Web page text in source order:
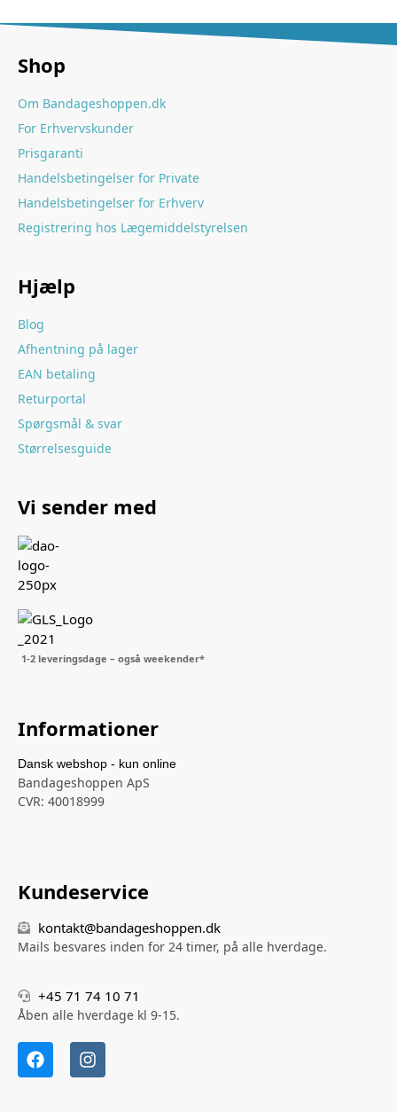
Shop
Om Bandageshoppen.dk
For Erhvervskunder
Prisgaranti
Handelsbetingelser for Private
Handelsbetingelser for Erhverv
Registrering hos Lægemiddelstyrelsen
Hjælp
Blog
Afhentning på lager
EAN betaling
Returportal
Spørgsmål & svar
Størrelsesguide
Vi sender med
1-2 leveringsdage – også weekender*
Informationer
Dansk webshop - kun online
Bandageshoppen ApS
CVR: 40018999
Kundeservice
kontakt@bandageshoppen.dk
Mails besvares inden for 24 timer, på alle hverdage.
+45 71 74 10 71
Åben alle hverdage kl 9-15.